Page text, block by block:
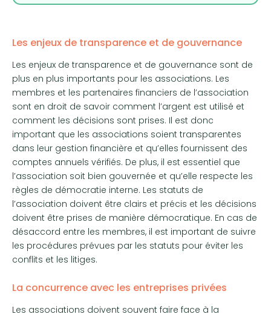
Les enjeux de transparence et de gouvernance
Les enjeux de transparence et de gouvernance sont de
plus en plus importants pour les associations. Les
membres et les partenaires financiers de l’association
sont en droit de savoir comment l’argent est utilisé et
comment les décisions sont prises. Il est donc
important que les associations soient transparentes
dans leur gestion financière et qu’elles fournissent des
comptes annuels vérifiés. De plus, il est essentiel que
l’association soit bien gouvernée et qu’elle respecte les
règles de démocratie interne. Les statuts de
l’association doivent être clairs et précis et les décisions
doivent être prises de manière démocratique. En cas de
désaccord entre les membres, il est important de suivre
les procédures prévues par les statuts pour éviter les
conflits et les litiges.
La concurrence avec les entreprises privées
Les associations doivent souvent faire face à la